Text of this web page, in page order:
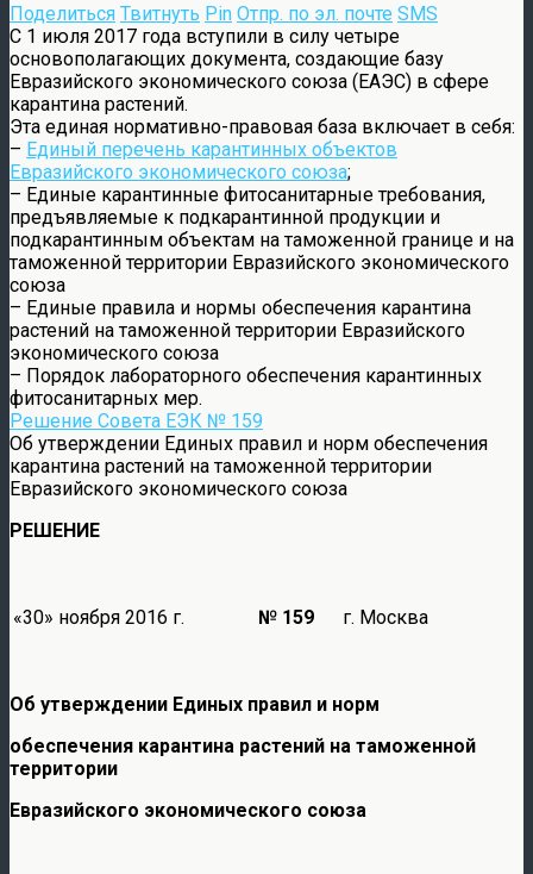
Поделиться Твитнуть Pin Отпр. по эл. почте SMS
С 1 июля 2017 года вступили в силу четыре
основополагающих документа, создающие базу
Евразийского экономического союза (ЕАЭС) в сфере
карантина растений.
Эта единая нормативно-правовая база включает в себя:
– Единый перечень карантинных объектов
Евразийского экономического союза;
– Единые карантинные фитосанитарные требования,
предъявляемые к подкарантинной продукции и
подкарантинным объектам на таможенной границе и на
таможенной территории Евразийского экономического
союза
– Единые правила и нормы обеспечения карантина
растений на таможенной территории Евразийского
экономического союза
– Порядок лабораторного обеспечения карантинных
фитосанитарных мер.
Решение Совета ЕЭК № 159
Об утверждении Единых правил и норм обеспечения
карантина растений на таможенной территории
Евразийского экономического союза
РЕШЕНИЕ
«30» ноября 2016 г. № 159 г. Москва
Об утверждении Единых правил и норм
обеспечения карантина растений на таможенной
территории
Евразийского экономического союза